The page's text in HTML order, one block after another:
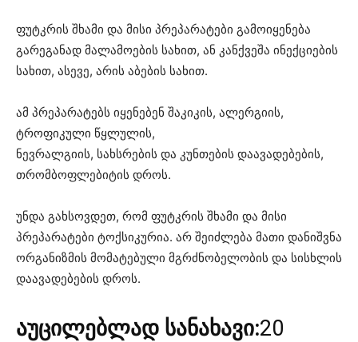
ფუტკრის შხამი და მისი პრეპარატები გამოიყენება
გარეგანად მალამოების სახით, ან კანქვეშა ინექციების
სახით, ასევე, არის აბების სახით.
ამ პრეპარატებს იყენებენ შაკიკის, ალერგიის,
ტროფიკული წყლულის,
ნევრალგიის, სახსრების და კუნთების დაავადებების,
თრომბოფლებიტის დროს.
უნდა გახსოვდეთ, რომ ფუტკრის შხამი და მისი
პრეპარატები ტოქსიკურია. არ შეიძლება მათი დანიშვნა
ორგანიზმის მომატებული მგრძნობელობის და სისხლის
დაავადებების დროს.
აუცილებლად სანახავი:20